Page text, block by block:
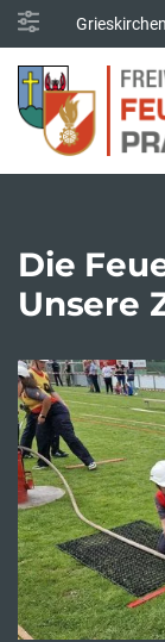
Grieskirchen
Die
Unsere